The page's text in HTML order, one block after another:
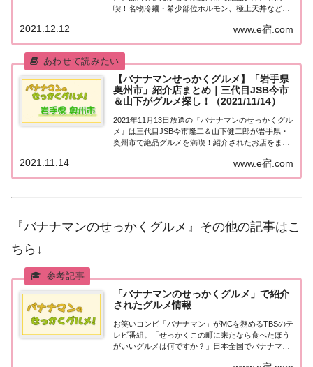
喫！名物冷麺・希少部位ホルモン、極上天丼など、
日村さんが「岩手県盛岡市」でグルメ探し地元の人
に「せっかくこの町に来たなら食べたほうがいい...
www.e宿.com
2021.12.12
【バナナマンせっかくグルメ】「岩手県
奥州市」紹介店まとめ｜三代目JSB今市
＆山下がグルメ探し！（2021/11/14）
2021年11月13日放送の『バナナマンのせっかくグル
メ』は三代目JSB今市隆二＆山下健二郎が岩手県・
奥州市で絶品グルメを満喫！紹介されたお店をまと
が「岩手県・奥州市」でグルメ探し地元の人に「せ
っかくこの町に来たなら食べたほうがいい...
www.e宿.com
2021.11.14
『バナナマンのせっかくグルメ』その他の記事はこ
ちら↓
「バナナマンのせっかくグルメ」で紹介
されたグルメ情報
お笑いコンビ「バナナマン」がMCを務めるTBSのテ
レビ番組。「せっかくこの町に来たなら食べたほう
がいいグルメは何ですか？」日本全国でバナナマン